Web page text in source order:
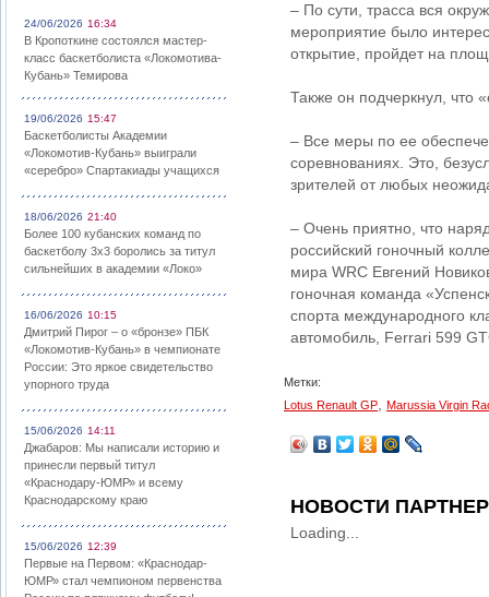
24/06/2026 16:34
В Кропоткине состоялся мастер-
класс баскетболиста «Локомотива-
Кубань» Темирова
19/06/2026 15:47
Баскетболисты Академии
«Локомотив-Кубань» выиграли
«серебро» Спартакиады учащихся
18/06/2026 21:40
Более 100 кубанских команд по
баскетболу 3х3 боролись за титул
сильнейших в академии «Локо»
16/06/2026 10:15
Дмитрий Пирог – о «бронзе» ПБК
«Локомотив-Кубань» в чемпионате
России: Это яркое свидетельство
упорного труда
15/06/2026 14:11
Джабаров: Мы написали историю и
принесли первый титул
«Краснодару-ЮМР» и всему
Краснодарскому краю
15/06/2026 12:39
Первые на Первом: «Краснодар-
ЮМР» стал чемпионом первенства
– По сути, трасса вся
мероприятие было
открытие, пройдет на
Также он подчеркнул, что
– Все меры по ее
соревнованиях. Это,
зрителей от любых
– Очень приятно, что
российский гоночный
мира WRC Евгений
гоночная команда
спорта международного
автомобиль, Ferrari 599
Метки:
Lotus Renault GP
Marussia Virgin
НОВОСТИ
Loading...